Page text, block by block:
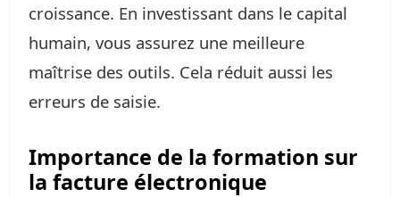
croissance. En investissant dans le capital
humain, vous assurez une meilleure
maîtrise des outils. Cela réduit aussi les
erreurs de saisie.
Importance de la formation sur
la facture électronique